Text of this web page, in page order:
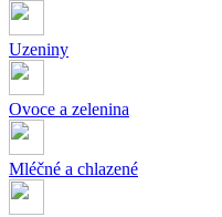
Uzeniny
Ovoce a zelenina
Mléčné a chlazené